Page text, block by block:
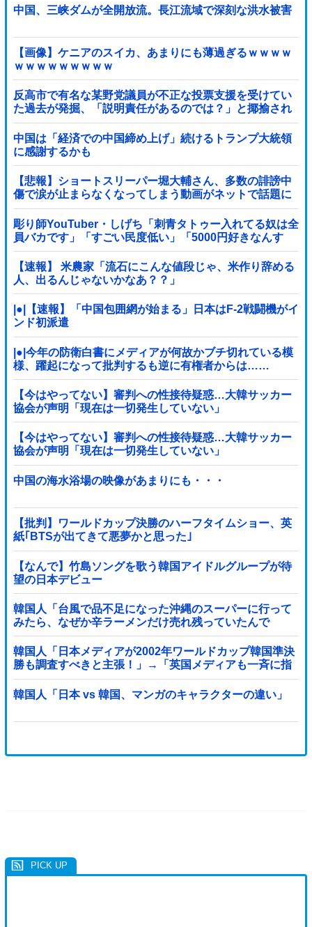
中国、三峡ダムが全開放流。長江流域で深刻な洪水被害
【画像】ケニアのスイカ、あまりにも薄過ぎるｗｗｗｗ
ｗｗｗｗｗｗｗｗｗ
反高市で有名な某野党議員が不正な投票支援を受けてい
た過去が発掘、「説明責任があるのでは？」と揶揄され
ており……他
中国は「経済での中国締め上げ」続けるトランプ大統領
に感謝するかも
【悲報】ショートスリーパー堀大輔さん、多数の誹謗中
傷で涙が止まらなくなってしまう動画がネットで話題に
→ ………
彫り師YouTuber・しげち「刺青タトゥー入れてる奴は全
員バカです」「すごい民度低い」「5000円好きなんす
よ、バカって」
【速報】 米農家「流石にこんな値段じゃ、米作り辞める
人、出るんじゃないかなあ？？」
|●|【速報】「中国包囲網が始まる」日本はF-2戦闘機がイ
ンド初派遣
|●|今年の防衛白書にメディアが何故かブチ切れている模
様、躍起になって批判するも逆に有権者からは……
【今はやってない】審判への性接待疑惑…大韓サッカー
協会が声明「現在は一切発生していない」
【今はやってない】審判への性接待疑惑…大韓サッカー
協会が声明「現在は一切発生していない」
中国の海水浴場の映像があまりにも・・・
【批判】ワールドカップ決勝のハーフタイムショー、英
紙｢BTSが出てきて悪夢かと思った｣
【なんで】竹島ソングを歌う韓国アイドルグループが待
望の日本デビュー
韓国人「台風で品不足になった沖縄のスーパーに行って
みたら、なぜか辛ラーメンだけ売れ残っていたんで
す…」
韓国人「日本メディアが2002年ワールドカップ韓国準決
勝も調査すべきと主張！」→「英国メディアも一斉に指
摘‥」
韓国人「日本 vs 韓国、マンガのキャラクターの違い」